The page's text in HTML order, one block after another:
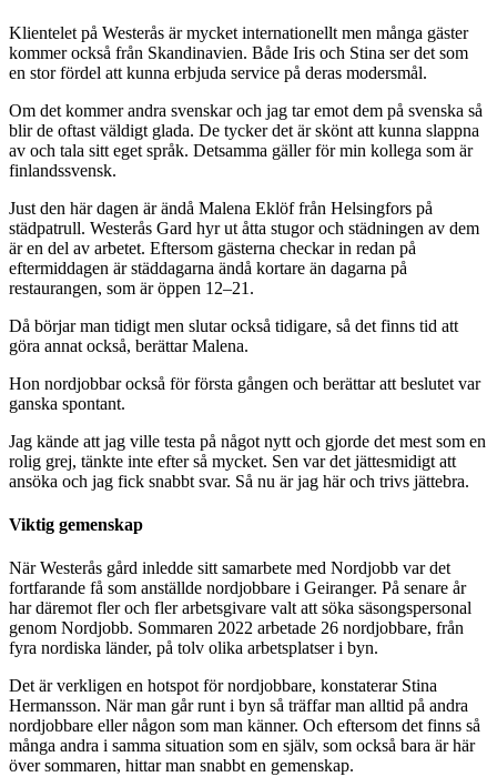
Klientelet på Westerås är mycket internationellt men många gäster
kommer också från Skandinavien. Både Iris och Stina ser det som
en stor fördel att kunna erbjuda service på deras modersmål.
Om det kommer andra svenskar och jag tar emot dem på svenska så
blir de oftast väldigt glada. De tycker det är skönt att kunna slappna
av och tala sitt eget språk. Detsamma gäller för min kollega som är
finlandssvensk.
Just den här dagen är ändå Malena Eklöf från Helsingfors på
städpatrull. Westerås Gard hyr ut åtta stugor och städningen av dem
är en del av arbetet. Eftersom gästerna checkar in redan på
eftermiddagen är städdagarna ändå kortare än dagarna på
restaurangen, som är öppen 12–21.
Då börjar man tidigt men slutar också tidigare, så det finns tid att
göra annat också, berättar Malena.
Hon nordjobbar också för första gången och berättar att beslutet var
ganska spontant.
Jag kände att jag ville testa på något nytt och gjorde det mest som en
rolig grej, tänkte inte efter så mycket. Sen var det jättesmidigt att
ansöka och jag fick snabbt svar. Så nu är jag här och trivs jättebra.
Viktig gemenskap
När Westerås gård inledde sitt samarbete med Nordjobb var det
fortfarande få som anställde nordjobbare i Geiranger. På senare år
har däremot fler och fler arbetsgivare valt att söka säsongspersonal
genom Nordjobb. Sommaren 2022 arbetade 26 nordjobbare, från
fyra nordiska länder, på tolv olika arbetsplatser i byn.
Det är verkligen en hotspot för nordjobbare, konstaterar Stina
Hermansson. När man går runt i byn så träffar man alltid på andra
nordjobbare eller någon som man känner. Och eftersom det finns så
många andra i samma situation som en själv, som också bara är här
över sommaren, hittar man snabbt en gemenskap.